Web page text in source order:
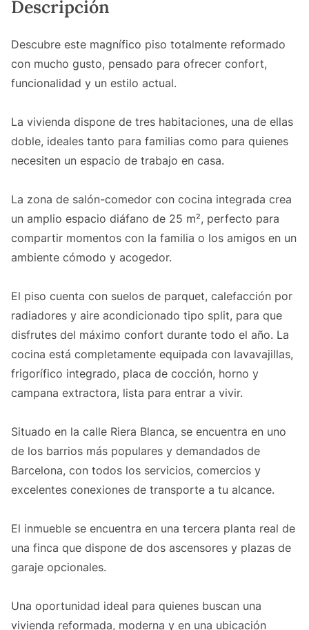
Descripción
Descubre este magnífico piso totalmente reformado
con mucho gusto, pensado para ofrecer confort,
funcionalidad y un estilo actual.
La vivienda dispone de tres habitaciones, una de ellas
doble, ideales tanto para familias como para quienes
necesiten un espacio de trabajo en casa.
La zona de salón-comedor con cocina integrada crea
un amplio espacio diáfano de 25 m², perfecto para
compartir momentos con la familia o los amigos en un
ambiente cómodo y acogedor.
El piso cuenta con suelos de parquet, calefacción por
radiadores y aire acondicionado tipo split, para que
disfrutes del máximo confort durante todo el año. La
cocina está completamente equipada con lavavajillas,
frigorífico integrado, placa de cocción, horno y
campana extractora, lista para entrar a vivir.
Situado en la calle Riera Blanca, se encuentra en uno
de los barrios más populares y demandados de
Barcelona, con todos los servicios, comercios y
excelentes conexiones de transporte a tu alcance.
El inmueble se encuentra en una tercera planta real de
una finca que dispone de dos ascensores y plazas de
garaje opcionales.
Una oportunidad ideal para quienes buscan una
vivienda reformada, moderna y en una ubicación